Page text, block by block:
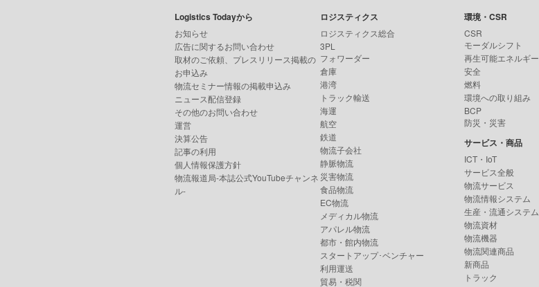
Logistics Todayから
お知らせ
広告に関するお問い合わせ
取材のご依頼、プレスリリース掲載の
お申込み
物流セミナー情報の掲載申込み
ニュース配信登録
その他のお問い合わせ
運営
決算公告
記事の利用
個人情報保護方針
物流報道局-本誌公式YouTubeチャンネ
ル-
ロジスティクス
ロジスティクス総合
3PL
フォワーダー
倉庫
港湾
トラック輸送
海運
航空
鉄道
物流子会社
静脈物流
災害物流
食品物流
EC物流
メディカル物流
アパレル物流
都市・館内物流
スタートアップ･ベンチャー
利用運送
貿易・税関
環境・CSR
CSR
モーダルシフト
再生可能エネルギー
安全
燃料
環境への取り組み
BCP
防災・災害
サービス・商品
ICT・IoT
サービス全般
物流サービス
物流情報システム
生産・流通システム
物流資材
物流機器
物流関連商品
新商品
トラック